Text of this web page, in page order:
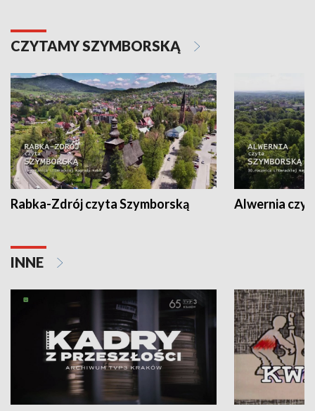
CZYTAMY SZYMBORSKĄ
Rabka-Zdrój czyta Szymborską Alwernia
INNE